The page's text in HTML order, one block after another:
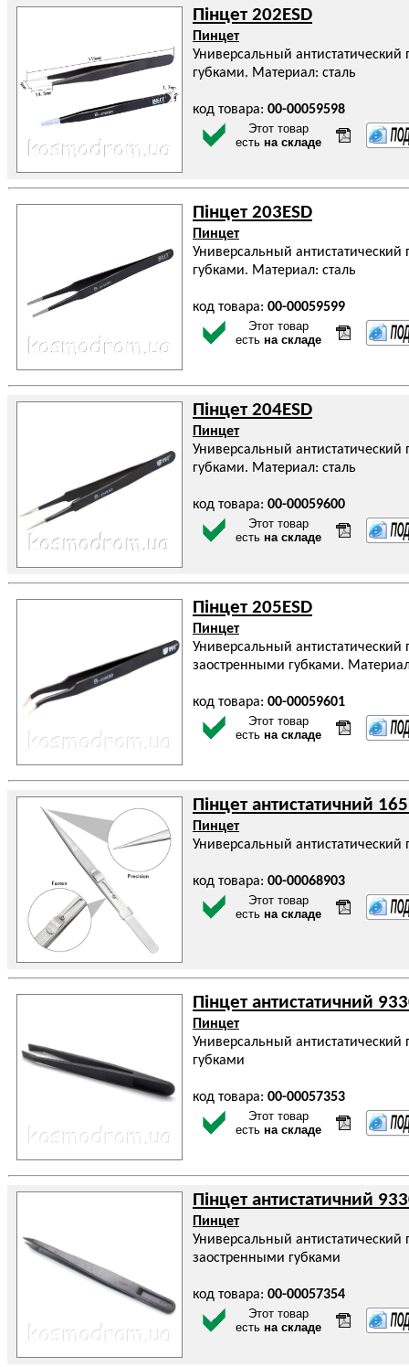
Пінцет 202ESD
Пинцет
Универсальный
губками. Материал: сталь
код товара: 00-00059598
Этот товар
есть на складе
Пінцет 203ESD
Пинцет
Универсальный
губками. Материал: сталь
код товара: 00-00059599
Этот товар
есть на складе
Пінцет 204ESD
Пинцет
Универсальный
губками. Материал: сталь
код товара: 00-00059600
Этот товар
есть на складе
Пінцет 205ESD
Пинцет
Универсальный
заостренными губками.
код товара: 00-00059601
Этот товар
есть на складе
Пінцет антистатичний
Пинцет
Универсальный антистатический
код товара: 00-00068903
Этот товар
есть на складе
Пінцет антистатичний
Пинцет
Универсальный
губками
код товара: 00-00057353
Этот товар
есть на складе
Пінцет антистатичний
Пинцет
Универсальный
заостренными губками
код товара: 00-00057354
Этот товар
есть на складе